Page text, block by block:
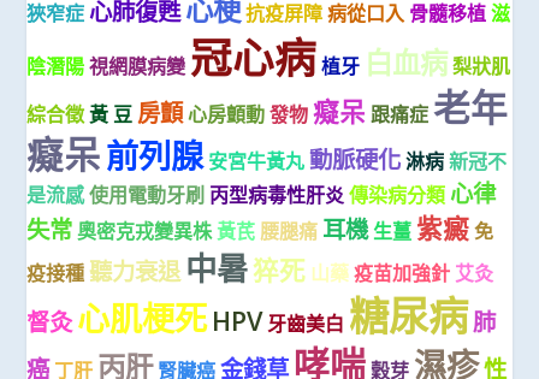
狹窄症 心肺復甦心梗抗疫屏障 病從口入 骨髓移植 滋
陰潛陽 視網膜病變 冠心病 植牙 白血病梨狀肌
綜合徵黃 豆 房顫心房顫動 發物 癡呆 跟痛症 老年
癡呆前列腺 安宮牛黃丸 動脈硬化 淋病 新冠不
是流感使用電動牙刷 丙型病毒性肝炎 傳染病分類 心律
失常 奧密克戎變異株黃芪 腰腿痛 耳機生薑 紫癜 免
疫接種 聽力衰退 中暑猝死 山藥 疫苗加強針 艾灸
督灸心肌梗死HPV牙齒美白 糖尿病肺
癌 丁肝 丙肝 腎臟癌 金錢草 哮喘 穀芽 濕疹性